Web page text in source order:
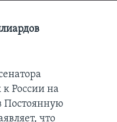
России на
Постоянную
что